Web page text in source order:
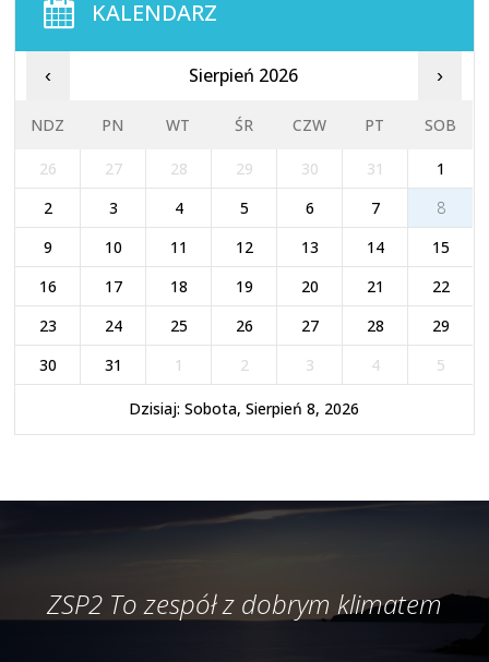
KALENDARZ
‹ Sierpień 2026 ›
NDZ PN WT ŚR CZW PT SOB
26 27 28 29 30 31
1
2
3 4 5 6 7
8
9
10 11 12 13 14
15
16
17 18 19 20 21
22
23
24 25 26 27 28
29
30
31 1 2 3 4 5
Dzisiaj: Sobota, Sierpień 8, 2026
ZSP2 To zespół z dobrym klimatem